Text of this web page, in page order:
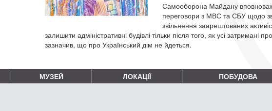
Самооборона Майдану
переговори з МВС та СБУ щодо
звільнення заарештованих
залишити адміністративні будівлі тільки після того, як усі
зазначив, що про Український дім не йдеться.
МУЗЕЙ ЛОКАЦІЇ ПОБУДОВА